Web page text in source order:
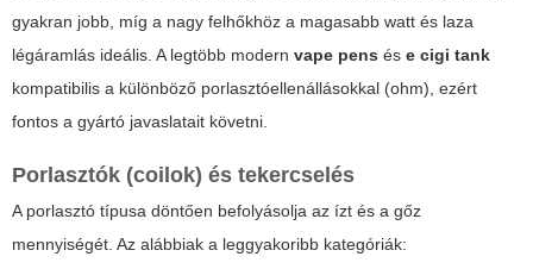
gyakran jobb, míg a nagy felhőkhöz a magasabb watt és laza
légáramlás ideális. A legtöbb modern vape pens és e cigi tank
kompatibilis a különböző porlasztóellenállásokkal (ohm), ezért
fontos a gyártó javaslatait követni.
Porlasztók (coilok) és tekercselés
A porlasztó típusa döntően befolyásolja az ízt és a gőz
mennyiségét. Az alábbiak a leggyakoribb kategóriák: